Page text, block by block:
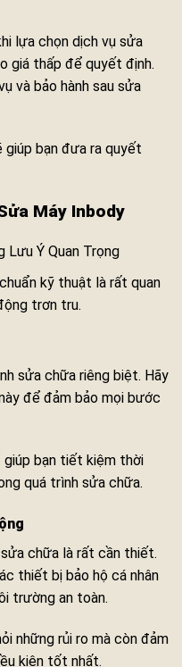
lựa chọn dịch vụ sửa
giá thấp để quyết định.
và bảo hành sau sửa
giúp bạn đưa ra quyết
Máy Inbody
kỹ thuật là rất quan
trơn tru.
sửa chữa riêng biệt. Hãy
để đảm bảo mọi bước
bạn tiết kiệm thời
quá trình sửa chữa.
chữa là rất cần thiết.
thiết bị bảo hộ cá nhân
trường an toàn.
những rủi ro mà còn đảm
kiện tốt nhất.